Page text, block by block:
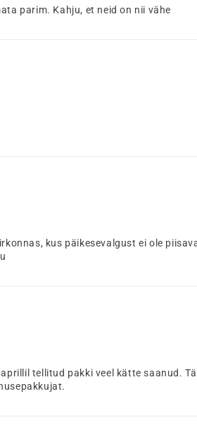
parim. Kahju, et neid on nii vähe
kus päikesevalgust ei ole
tellitud pakki veel kätte saanud.